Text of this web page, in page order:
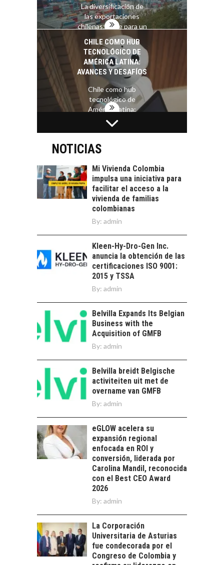
La diversificación de
las exportaciones
chilenas: clave para un
crecimiento…
CHILE COMO HUB
TECNOLÓGICO DE
AMÉRICA LATINA:
AVANCES Y DESAFÍOS
Chile como hub
tecnológico de
América Latina:
avances y desafíos…
LA
TRANSFORMACIÓN
DE LOS RECURSOS
HUMANOS EN LAS
EMPRESAS
CHILENAS
La transformación
estratégica de los
recursos humanos en
las empresas…
FINANCIAMIENTO
PARA PYMES EN
ALTERNATIVAS MÁS
ALLÁ DEL CRÉDITO
BANCARIO
Financiamiento para
pymes en Chile:
trascienden el
crédito…
LA ECONOMÍA
CIRCULAR EN CHILE Y
SU IMPACTO EN LAS
EMPRESAS
La economía circular
en Chile: un
catalizador
estratégico para las…
TORRES DEL PAINE Y
SU APORTE AL
TURISMO Y LA
ECONOMÍA REGIONAL
motor clave del
turismo y la
economía…
LA IMPORTANCIA DE
DIVERSIFICAR LAS
EXPORTACIONES
CHILENAS
La diversificación de
las exportaciones
chilenas: clave para un
crecimiento…
CHILE COMO HUB
TECNOLÓGICO DE
AMÉRICA LATINA:
NOTICIAS
Mi Vivienda Colombia
impulsa una iniciativa para
facilitar el acceso a la
vivienda de familias
colombianas
By: admin
Kleen-Hy-Dro-Gen Inc.
anuncia la obtención de las
certificaciones ISO 9001:
2015 y TSSA
By: admin
Belvilla Expands Its Belgian
Business with the
Acquisition of GMFB
By: admin
Belvilla breidt Belgische
activiteiten uit met de
overname van GMFB
By: admin
eGLOW acelera su
expansión regional
enfocada en ROI y
conversión, liderada por
Carolina Mandil, reconocida
con el Best CEO Award
2026
By: admin
La Corporación
Universitaria de Asturias
fue condecorada por el
Congreso de Colombia y